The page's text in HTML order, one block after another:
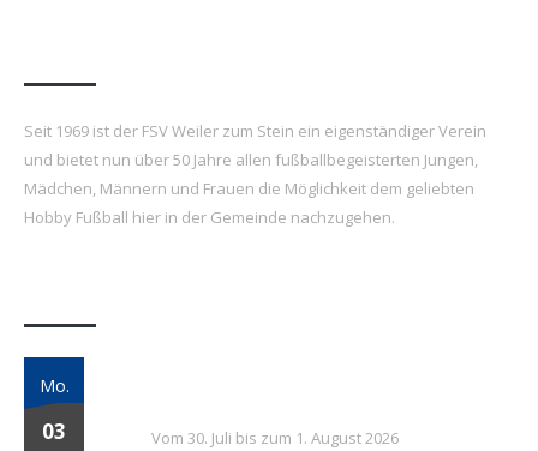
Seit 1969 ist der FSV Weiler zum Stein ein eigenständiger Verein
und bietet nun über 50 Jahre allen fußballbegeisterten Jungen,
Mädchen, Männern und Frauen die Möglichkeit dem geliebten
Hobby Fußball hier in der Gemeinde nachzugehen.
Mo.
03 Vom 30. Juli bis zum 1. August 2026